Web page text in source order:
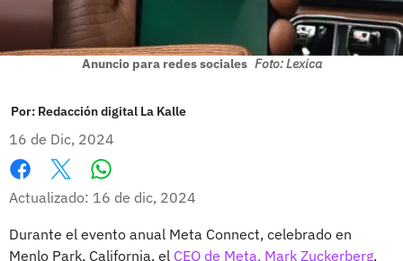
Anuncio para redes sociales Foto: Lexica
Por: Redacción digital La Kalle
16 de Dic, 2024
Facebook
X
Actualizado: 16 de dic, 2024
Durante el evento anual Meta Connect, celebrado en
Menlo Park, California, el CEO de Meta, Mark Zuckerberg,